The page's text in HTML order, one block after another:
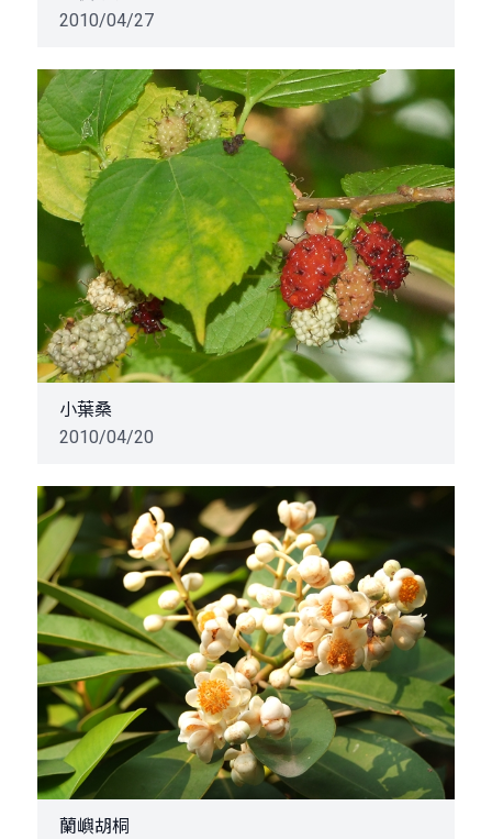
2010/04/27
小葉桑
2010/04/20
蘭嶼胡桐